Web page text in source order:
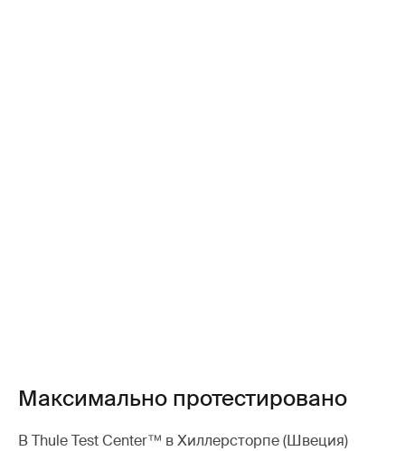
Максимально протестировано
В Thule Test Center™ в Хиллерсторпе (Швеция)